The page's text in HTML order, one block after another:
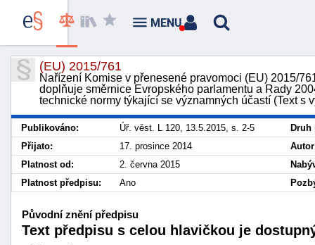
(EU) 2015/761
Nařízení Komise v přenesené pravomoci (EU) 2015/
doplňuje směrnice Evropského parlamentu a Rady
technické normy týkající se významných účastí (Text s
Publikováno: Úř. věst. L 120, 13.5.2015, s. 2-5
Druh
Přijato:
17. prosince 2014
Platnost od:
2. června 2015
Platnost předpisu:
Ano
Původní znění předpisu
Text předpisu s celou hlavičkou je
MENU